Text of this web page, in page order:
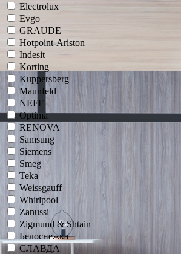
Electrolux
Evgo
GRAUDE
Hotpoint-Ariston
Indesit
Korting
Kuppersberg
Maunfeld
NEFF
Optima
RENOVA
Samsung
Siemens
Smeg
Teka
Weissgauff
Whirlpool
Zanussi
Zigmund & Shtain
Белоснежка
СЛАВДА